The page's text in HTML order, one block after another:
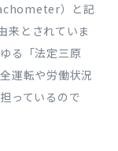
）と記
来とされていま
る「法定三原
運転や労働状況
っているので